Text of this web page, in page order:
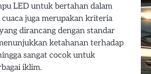
LED untuk bertahan dalam
juga merupakan kriteria
dirancang dengan standar
ketahanan terhadap
sangat cocok untuk
iklim.